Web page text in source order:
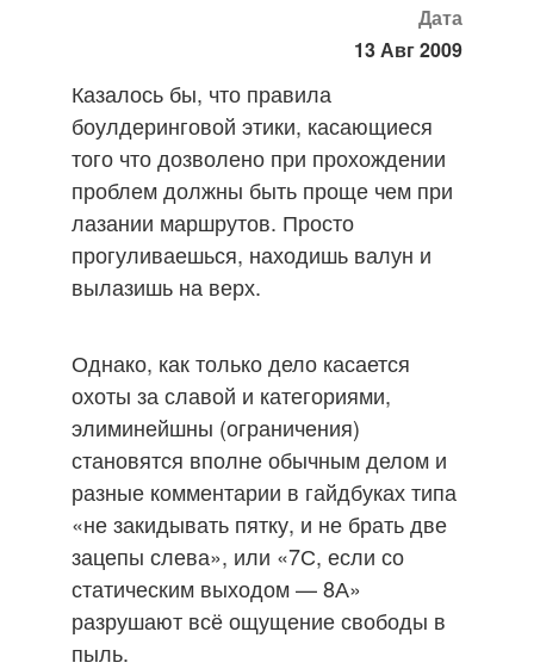
Дата
13 Авг 2009
Казалось бы, что правила
боулдеринговой этики, касающиеся
того что дозволено при прохождении
проблем должны быть проще чем при
лазании маршрутов. Просто
прогуливаешься, находишь валун и
вылазишь на верх.
Однако, как только дело касается
охоты за славой и категориями,
элиминейшны (ограничения)
становятся вполне обычным делом и
разные комментарии в гайдбуках типа
«не закидывать пятку, и не брать две
зацепы слева», или «7С, если со
статическим выходом — 8А»
разрушают всё ощущение свободы в
пыль.